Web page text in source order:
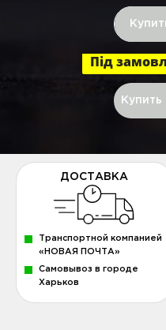
Під
Купить
ДОСТАВКА
Транспортной компанией
«НОВАЯ ПОЧТА»
Самовывоз в городе
Харьков